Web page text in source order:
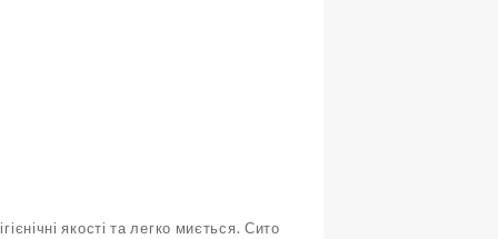
якості та легко миється. Сито